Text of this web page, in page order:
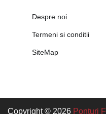
Despre noi
Termeni si conditii
SiteMap
Copyright © 2026 Ponturi